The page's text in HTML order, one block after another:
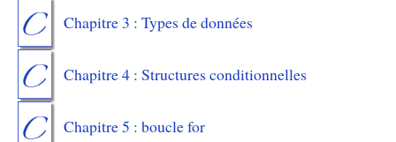
Chapitre 3 : Types de données
Chapitre 4 : Structures conditionnelles
Chapitre 5 : boucle for